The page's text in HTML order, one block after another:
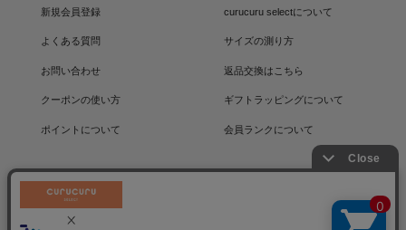
新規会員登録 curucuru selectについて
よくある質問 サイズの測り方
お問い合わせ 返品交換はこちら
クーポンの使い方 ギフトラッピングについて
ポイントについて 会員ランクについて